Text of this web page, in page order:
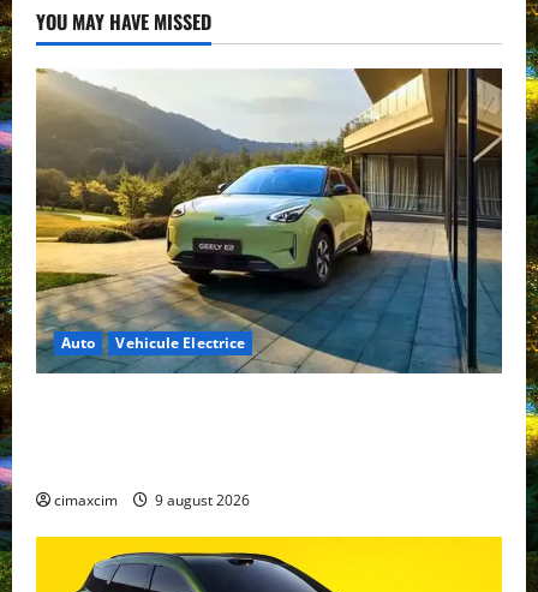
cultivi
acasă
și
utilizările
YOU MAY HAVE MISSED
Auto Vehicule Electrice
cimaxcim 9 august 2026